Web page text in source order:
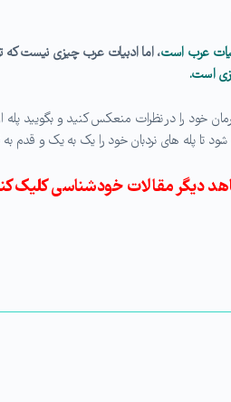
عرب است، اما ادبیات عرب چیزی نیست که
است.
خود را در نظرات منعکس کنید و بگویید
تا پله های نردبان خود را یک به یک و قدم
دیگر مقالات خودشناسی کلیک